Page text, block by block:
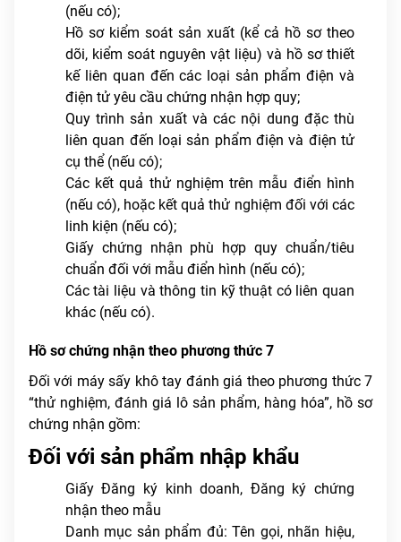
(nếu có);
Hồ sơ kiểm soát sản xuất (kể cả hồ sơ theo
dõi, kiểm soát nguyên vật liệu) và hồ sơ thiết
kế liên quan đến các loại sản phẩm điện và
điện tử yêu cầu chứng nhận hợp quy;
Quy trình sản xuất và các nội dung đặc thù
liên quan đến loại sản phẩm điện và điện tử
cụ thể (nếu có);
Các kết quả thử nghiệm trên mẫu điển hình
(nếu có), hoặc kết quả thử nghiệm đối với các
linh kiện (nếu có);
Giấy chứng nhận phù hợp quy chuẩn/tiêu
chuẩn đối với mẫu điển hình (nếu có);
Các tài liệu và thông tin kỹ thuật có liên quan
khác (nếu có).
Hồ sơ chứng nhận theo phương thức 7
Đối với máy sấy khô tay đánh giá theo phương thức 7
“thử nghiệm, đánh giá lô sản phẩm, hàng hóa”, hồ sơ
chứng nhận gồm:
Đối với sản phẩm nhập khẩu
Giấy Đăng ký kinh doanh, Đăng ký chứng
nhận theo mẫu
Danh mục sản phẩm đủ: Tên gọi, nhãn hiệu,